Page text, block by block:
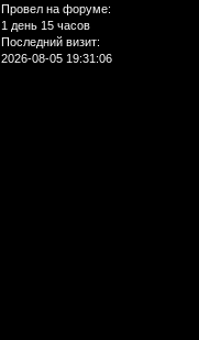
Провел на форуме:
1 день 15 часов
Последний визит:
2026-08-05 19:31:06